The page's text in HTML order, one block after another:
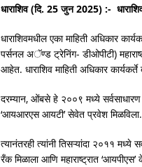
धाराशिव (दि. 25 जुन 2025) :-
धाराशिवमधील एका माहिती अधिकार
पर्सनल अॅण्ड ट्रेनिंग- डीओपीटी)
आहेत. धाराशिव माहिती अधिकार
दरम्यान, ओंबसे हे २००९ मध्ये सर्वसाधारण
‘आयआरएस आयटी’ सेवेत प्रवेश मिळविला.
त्यानंतरही त्यांनी तिसऱ्यांदा २०११ मध्ये
रँक मिळाला आणि महाराष्ट्रात